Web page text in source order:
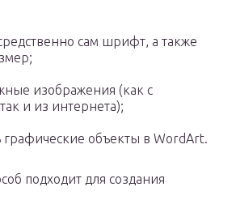
сам шрифт, а также
изображения (как с
и из интернета);
графические объекты в WordArt.
подходит для создания